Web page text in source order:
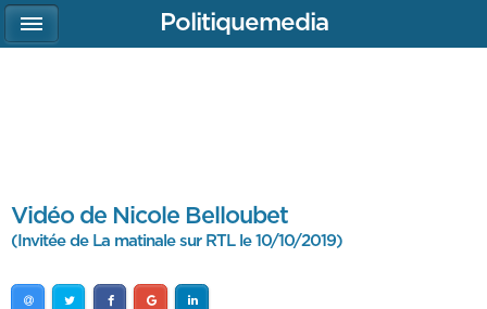
Vidéo de Nicole Belloubet
(Invitée de La matinale sur RTL le 10/10/2019)
Politiquemedia